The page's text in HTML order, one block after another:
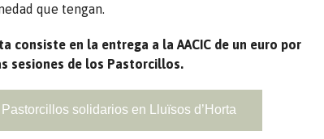
que tengan.
consiste en la entrega a la AACIC de un euro por
sesiones de los Pastorcillos.
solidarios en Lluïsos d’Horta